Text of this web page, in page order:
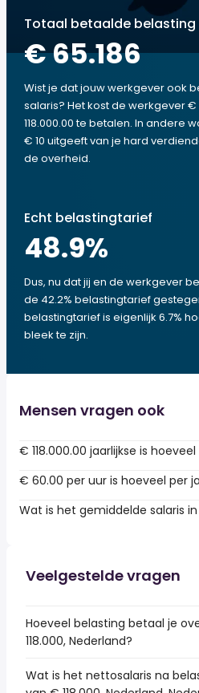
Totaal betaalde belasting
€ 65.186
Wist je dat jouw werkgever ook
salaris? Het kost de werkgever €
118.000.00 te betalen. In andere
€ 10 uitgeeft van je hard
de overheid.
Echt belastingtarief
48.9%
Dus, nu dat jij en de werkgever
de 42.2% belastingtarief
belastingtarief is eigenlijk 6.7%
bleek te zijn.
Mensen vragen ook
€ 118.000.00 jaarlijkse is
€ 60.00 per uur is hoeveel per
Wat is het gemiddelde salaris
Veelgestelde vragen
Hoeveel belasting betaal je
118.000, Nederland?
Wat is het nettosalaris na